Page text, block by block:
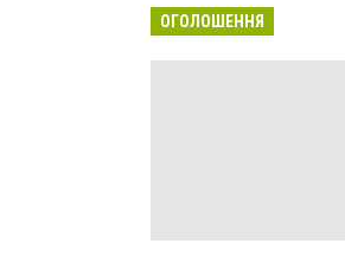
ОГОЛОШЕННЯ